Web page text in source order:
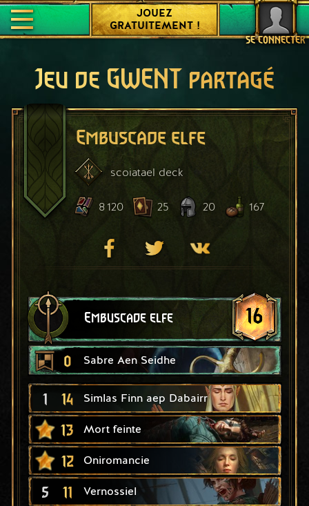
SE CONNECTER
JOUEZ
GRATUITEMENT !
Jeu de GWENT partagé
Embuscade elfe
scoiatael deck
8 120 25 20 167
Embuscade elfe 16
0 Sabre Aen Seidhe
1 14 Simlas Finn aep Dabairr
13 Mort feinte
12 Oniromancie
5 11 Vernossiel